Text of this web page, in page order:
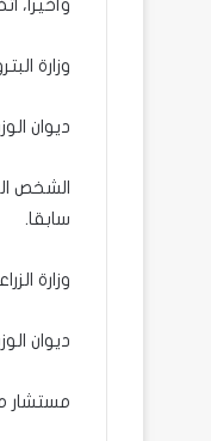
وأخيرا،
وزارة
ديوان
الشخص
سابقا.
وزارة
ديوان
مستشار